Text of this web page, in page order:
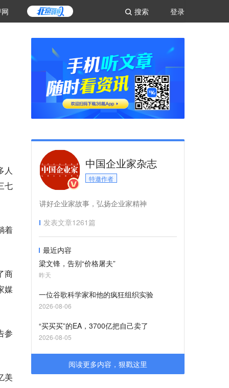
登录
搜索
人
七
着
商
媒
参
美
中国企业家杂志
特邀作者
讲好企业家故事，弘扬企业家精神
发表文章1261篇
最近内容
梁文锋，告别“价格屠夫”
昨天
一位谷歌科学家和他的疯狂组织实验
2026-08-06
“买买买”的EA，3700亿把自己卖了
2026-08-05
阅读更多内容，狠戳这里